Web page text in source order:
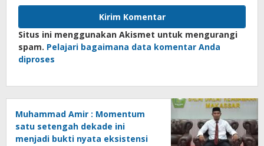
Situs ini menggunakan Akismet untuk mengurangi
spam. Pelajari bagaimana data komentar Anda
diproses
Muhammad Amir : Momentum
satu setengah dekade ini
menjadi bukti nyata eksistensi